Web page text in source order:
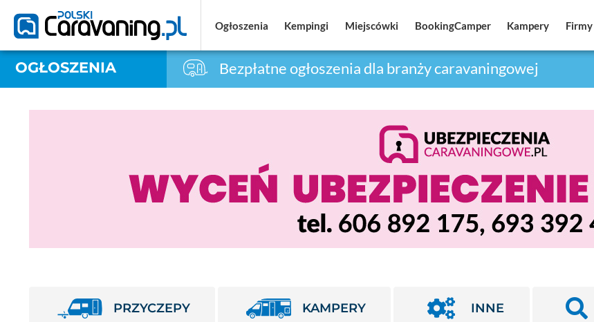
Ogłoszenia Kempingi Miejscówki BookingCamper Kampery Firmy
OGŁOSZENIA Bezpłatne ogłoszenia dla branży caravaningowej
PRZYCZEPY KAMPERY INNE
Ogłoszenia Kempingi Miejscówki BookingCamper Kampery Firmy